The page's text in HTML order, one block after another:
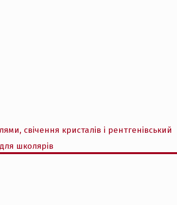
свічення кристалів і рентгенівський
школярів